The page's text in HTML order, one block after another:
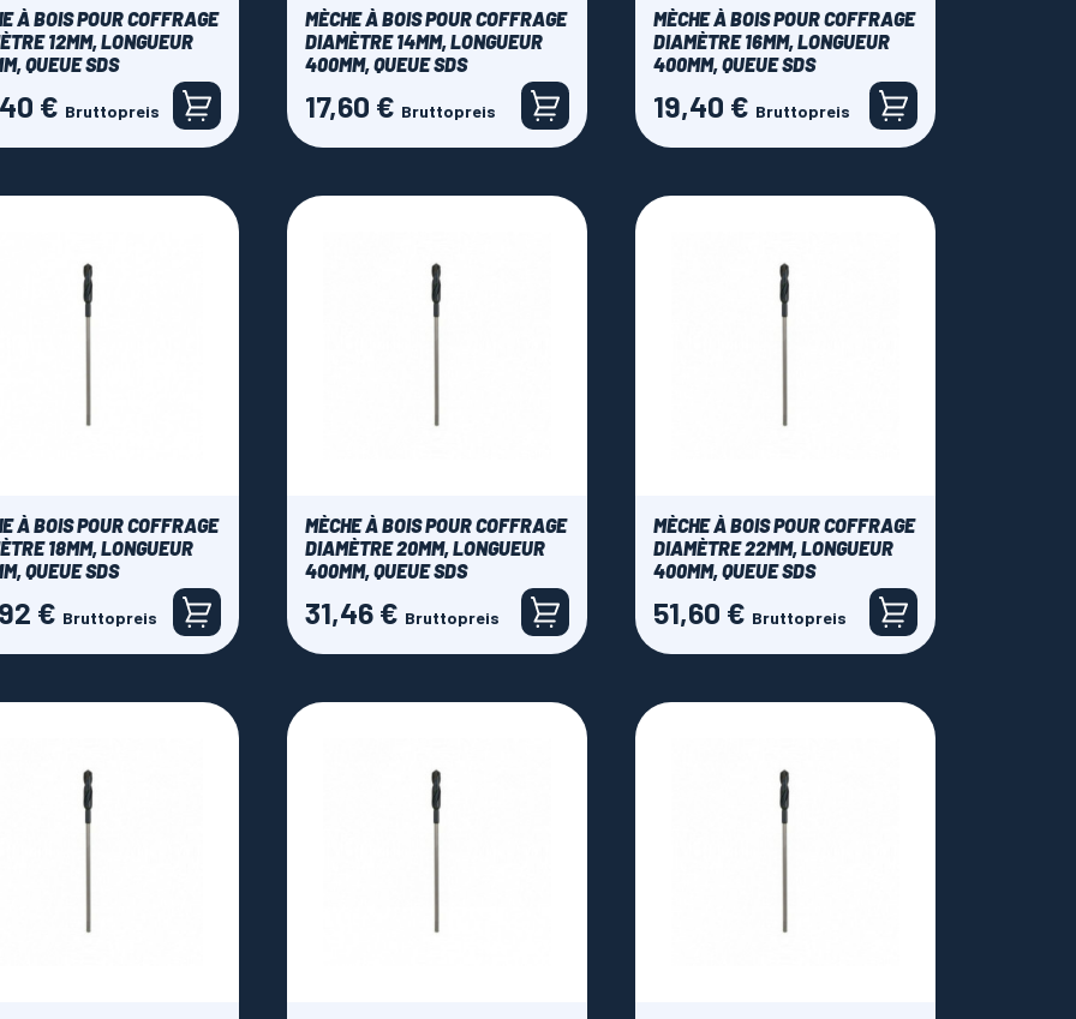
À BOIS POUR COFFRAGE
12MM, LONGUEUR
QUEUE SDS
€ Bruttopreis
MÈCHE À BOIS POUR COFFRAGE
DIAMÈTRE 14MM, LONGUEUR
400MM, QUEUE SDS
Preis
17,60 € Bruttopreis
MÈCHE À BOIS POUR COFFRAGE
DIAMÈTRE 16MM, LONGUEUR
400MM, QUEUE SDS
Preis
19,40 € Bruttopreis
À BOIS POUR COFFRAGE
18MM, LONGUEUR
QUEUE SDS
€ Bruttopreis
MÈCHE À BOIS POUR COFFRAGE
DIAMÈTRE 20MM, LONGUEUR
400MM, QUEUE SDS
Preis
31,46 € Bruttopreis
MÈCHE À BOIS POUR COFFRAGE
DIAMÈTRE 22MM, LONGUEUR
400MM, QUEUE SDS
Preis
51,60 € Bruttopreis